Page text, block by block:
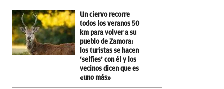
Un ciervo recorre
todos los veranos 50
km para volver a su
pueblo de Zamora:
los turistas se hacen
‘selfies’ con él y los
vecinos dicen que es
«uno más»